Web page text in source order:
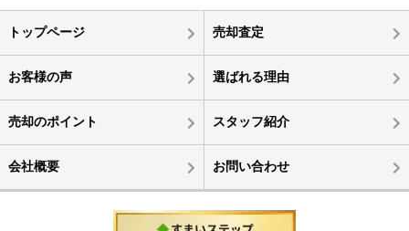
トップページ 売却査定
お客様の声 選ばれる理由
売却のポイント スタッフ紹介
会社概要 お問い合わせ